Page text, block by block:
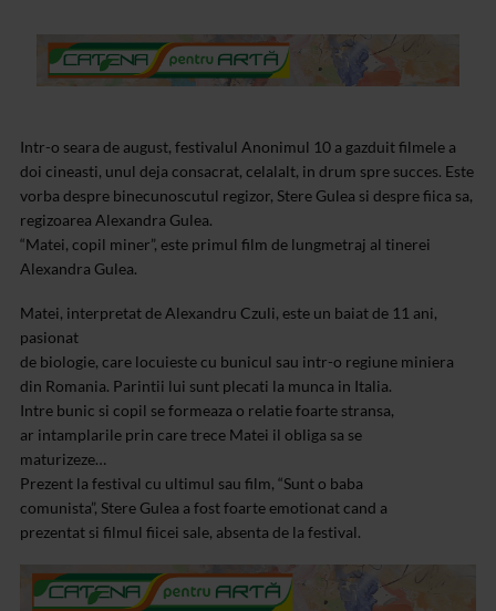
Intr-o seara de august, festivalul Anonimul 10 a gazduit filmele a
doi cineasti, unul deja consacrat, celalalt, in drum spre succes. Este
vorba despre binecunoscutul regizor, Stere Gulea si despre fiica sa,
regizoarea Alexandra Gulea.
“Matei, copil miner”, este primul film de lungmetraj al tinerei
Alexandra Gulea.
Matei, interpretat de Alexandru Czuli, este un baiat de 11 ani,
pasionat
de biologie, care locuieste cu bunicul sau intr-o regiune miniera
din Romania. Parintii lui sunt plecati la munca in Italia.
Intre bunic si copil se formeaza o relatie foarte stransa,
ar intamplarile prin care trece Matei il obliga sa se
maturizeze…
Prezent la festival cu ultimul sau film, “Sunt o baba
comunista”, Stere Gulea a fost foarte emotionat cand a
prezentat si filmul fiicei sale, absenta de la festival.